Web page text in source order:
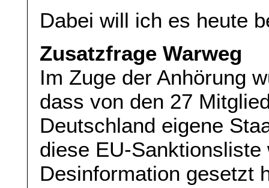
Dabei will ich es heute
Zusatzfrage Warweg
Im Zuge der Anhörung
dass von den 27
Deutschland eigene
diese EU-
Desinformation gesetzt